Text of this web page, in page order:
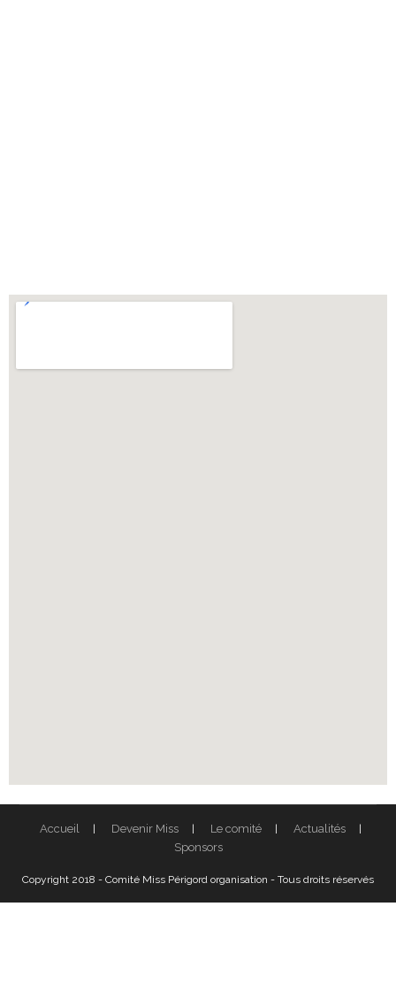
Accueil Devenir Miss Le comité
Actualités
Sponsors
Copyright 2018 - Comité Miss Périgord organisation - Tous droits réservés